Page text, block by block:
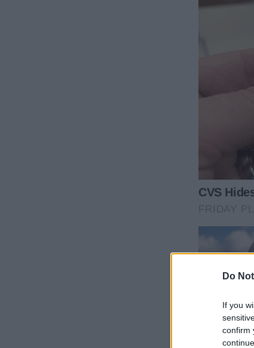
Do
If you
confirm